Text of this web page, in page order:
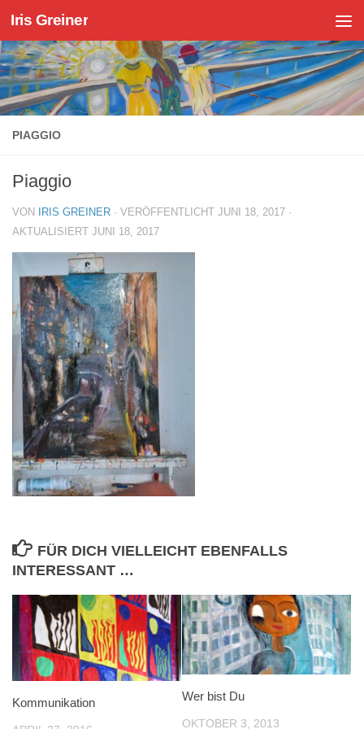
Zum Inhalt springen
Iris Greiner
PIAGGIO
Piaggio
VON IRIS GREINER · VERÖFFENTLICHT JUNI 18, 2017 ·
AKTUALISIERT JUNI 18, 2017
FÜR DICH VIELLEICHT EBENFALLS
INTERESSANT …
Kommunikation Wer bist Du
OKTOBER 3, 2013